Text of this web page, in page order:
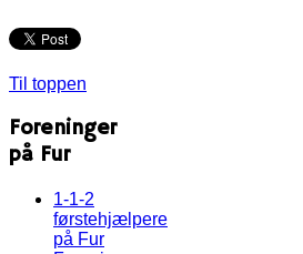
Til toppen
Foreninger
på Fur
1-1-2
førstehjælpere
på Fur